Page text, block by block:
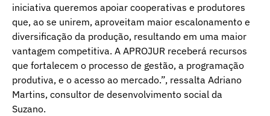
iniciativa queremos apoiar cooperativas e produtores
que, ao se unirem, aproveitam maior escalonamento e
diversificação da produção, resultando em uma maior
vantagem competitiva. A APROJUR receberá recursos
que fortalecem o processo de gestão, a programação
produtiva, e o acesso ao mercado.”, ressalta Adriano
Martins, consultor de desenvolvimento social da
Suzano.